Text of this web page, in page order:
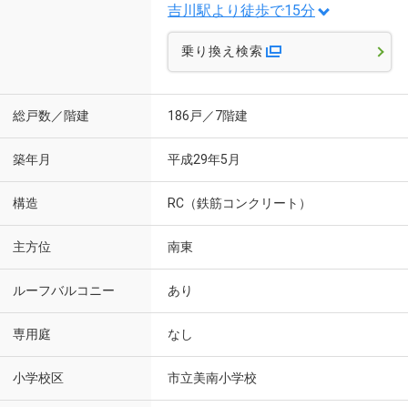
吉川駅より徒歩で15分
乗り換え検索
総戸数／階建 186戸／7階建
築年月 平成29年5月
構造 RC（鉄筋コンクリート）
主方位 南東
ルーフバルコニー あり
専用庭 なし
小学校区 市立美南小学校